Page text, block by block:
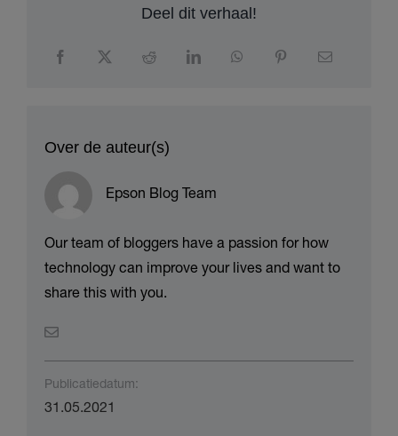
Deel dit verhaal!
Over de auteur(s)
Epson Blog Team
Our team of bloggers have a passion for how
technology can improve your lives and want to
share this with you.
Publicatiedatum:
31.05.2021